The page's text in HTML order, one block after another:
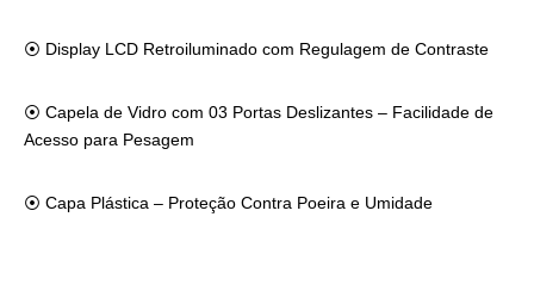
⦿ Display LCD Retroiluminado com Regulagem de Contraste
⦿ Capela de Vidro com 03 Portas Deslizantes – Facilidade de
Acesso para Pesagem
⦿ Capa Plástica – Proteção Contra Poeira e Umidade